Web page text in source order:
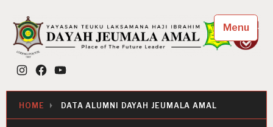
content
Dayah Jeumala Amal
Place of The Future Leader
Instagram
FacebookYouTube
Menu
HOME DATA ALUMNI DAYAH JEUMALA AMAL